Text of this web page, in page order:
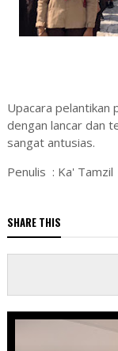
Upacara pelantikan
dengan lancar dan
sangat antusias.
Penulis : Ka' Tamzil
SHARE THIS